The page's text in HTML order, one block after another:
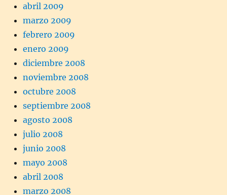
abril 2009
marzo 2009
febrero 2009
enero 2009
diciembre 2008
noviembre 2008
octubre 2008
septiembre 2008
agosto 2008
julio 2008
junio 2008
mayo 2008
abril 2008
marzo 2008